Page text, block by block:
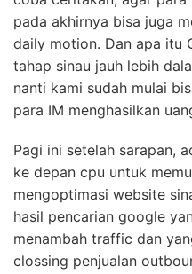
pada akhirnya bisa juga
daily motion. Dan apa itu
tahap sinau jauh lebih
nanti kami sudah mulai
para IM menghasilkan
Pagi ini setelah sarapan,
ke depan cpu untuk
mengoptimasi website
hasil pencarian google
menambah traffic dan
clossing penjualan